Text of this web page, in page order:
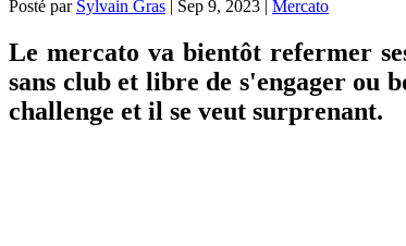
Posté par Sylvain Gras | Sep 9, 2023 | Mercato
Le mercato va bientôt refermer
sans club et libre de s'engager ou
challenge et il se veut surprenant.